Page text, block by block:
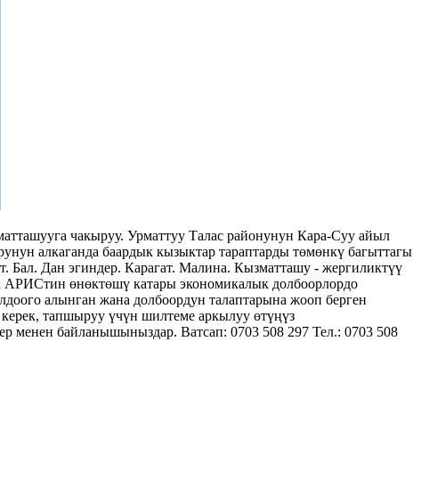
чакыруу. Урматтуу Талас районунун Кара-Суу айыл
алкаганда баардык кызыктар тараптарды төмөнкү багыттагы
Дан эгиндер. Карагат. Малина. Кызматташу - жергиликтүү
өнөктөшү катары экономикалык долбоорлордо
алынган жана долбоордун талаптарына жооп берген
тапшыруу үчүн шилтеме аркылуу өтүңүз
менен байланышыныздар. Ватсап: 0703 508 297 Тел.: 0703 508